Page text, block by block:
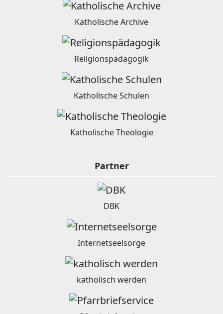
Katholische Archive
Religionspädagogik
Katholische Schulen
Katholische Theologie
Partner
DBK
Internetseelsorge
katholisch werden